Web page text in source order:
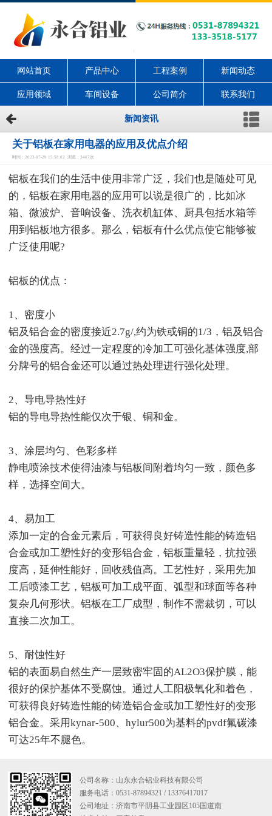
网站首页 产品中心 工程案例 新闻动态
应用领域 车间设备 公司简介 联系我们
新闻资讯
关于铝板在家用电器的应用及优点介绍
时间：2023-07-29 15:58:02 浏览：3467次
铝板在我们的生活中使用非常广泛，我们也是随处可见
的，铝板在家用电器的应用可以说是很广的，比如冰
箱、微波炉、音响设备、洗衣机缸体、厨具包括水箱等
用到铝板地方很多。那么，铝板有什么优点使它能够被
广泛使用呢?
铝板的优点：
1、密度小
铝及铝合金的密度接近2.7g/,约为铁或铜的1/3，铝及铝合
金的强度高。经过一定程度的冷加工可强化基体强度,部
分牌号的铝合金还可以通过热处理进行强化处理。
2、导电导热性好
铝的导电导热性能仅次于银、铜和金。
3、涂层均匀、色彩多样
静电喷涂技术使得油漆与铝板间附着均匀一致，颜色多
样，选择空间大。
4、易加工
添加一定的合金元素后，可获得良好铸造性能的铸造铝
合金或加工塑性好的变形铝合金，铝板重量轻，抗拉强
度高，延伸性能好，回收残值高。工艺性好，采用先加
工后喷漆工艺，铝板可加工成平面、弧型和球面等各种
复杂几何形状。铝板在工厂成型，制作不需裁切，可以
直接二次加工。
5、耐蚀性好
铝的表面易自然生产一层致密牢固的AL2O3保护膜，能
很好的保护基体不受腐蚀。通过人工阳极氧化和着色，
可获得良好铸造性能的铸造铝合金或加工塑性好的变形
铝合金。采用kynar-500、hylur500为基料的pvdf氟碳漆
可达25年不腿色。
公司名称：山东永合铝业科技有限公司
服务电话：0531-87894321 / 13376417017
公司地址：济南市平阴县工业园区105国道南